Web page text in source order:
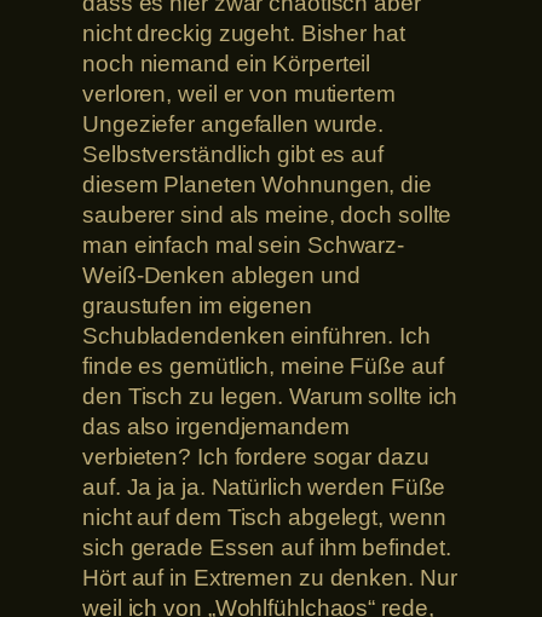
nicht dreckig zugeht. Bisher hat
noch niemand ein Körperteil
verloren, weil er von mutiertem
Ungeziefer angefallen wurde.
Selbstverständlich gibt es auf
diesem Planeten Wohnungen, die
sauberer sind als meine, doch sollte
man einfach mal sein Schwarz-
Weiß-Denken ablegen und
graustufen im eigenen
Schubladendenken einführen. Ich
finde es gemütlich, meine Füße auf
den Tisch zu legen. Warum sollte ich
das also irgendjemandem
verbieten? Ich fordere sogar dazu
auf. Ja ja ja. Natürlich werden Füße
nicht auf dem Tisch abgelegt, wenn
sich gerade Essen auf ihm befindet.
Hört auf in Extremen zu denken. Nur
weil ich von „Wohlfühlchaos“ rede,